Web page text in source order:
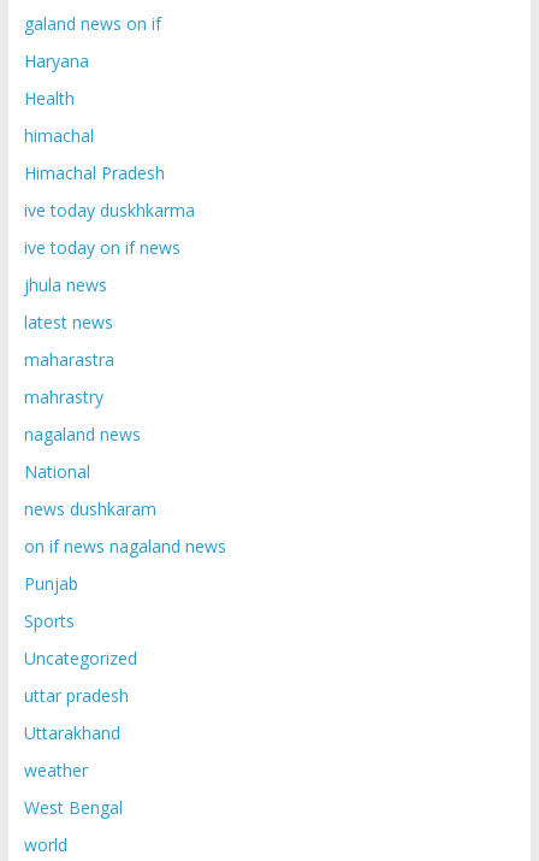
galand news on if
Haryana
Health
himachal
Himachal Pradesh
ive today duskhkarma
ive today on if news
jhula news
latest news
maharastra
mahrastry
nagaland news
National
news dushkaram
on if news nagaland news
Punjab
Sports
Uncategorized
uttar pradesh
Uttarakhand
weather
West Bengal
world